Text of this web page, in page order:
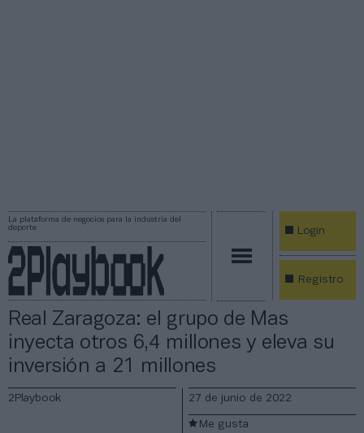
La plataforma de negocios para la industria del
deporte
Login
Registro
Real Zaragoza: el grupo de Mas
inyecta otros 6,4 millones y eleva su
inversión a 21 millones
2Playbook 27 de junio de 2022
Me gusta